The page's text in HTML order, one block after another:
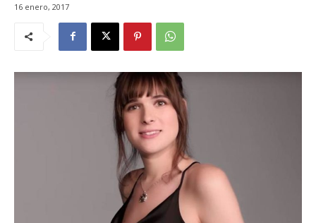
16 enero, 2017